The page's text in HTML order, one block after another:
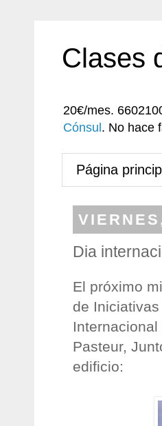
Clases
20€/mes.
Cónsul . No hace
Página
Dia
El próximo
de
Pasteur,
edificio: